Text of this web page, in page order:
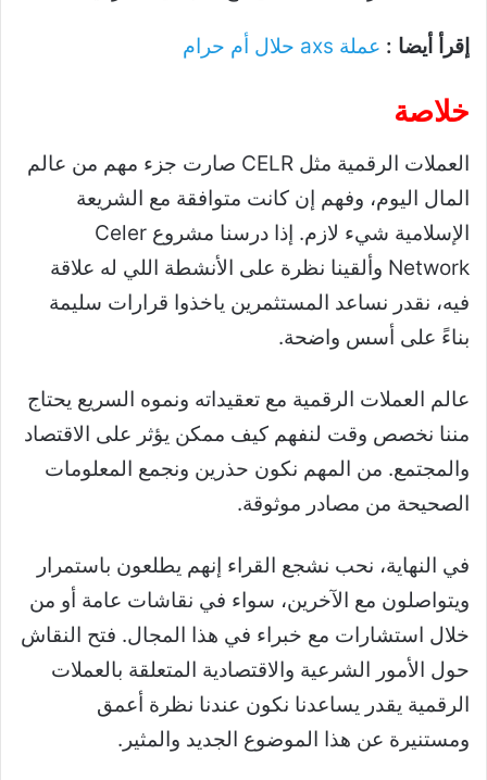
إقرأ أيضا : عملة axs حلال أم حرام
خلاصة
العملات الرقمية مثل CELR صارت جزء مهم من عالم
المال اليوم، وفهم إن كانت متوافقة مع الشريعة
الإسلامية شيء لازم. إذا درسنا مشروع Celer
Network وألقينا نظرة على الأنشطة اللي له علاقة
فيه، نقدر نساعد المستثمرين ياخذوا قرارات سليمة
بناءً على أسس واضحة.
عالم العملات الرقمية مع تعقيداته ونموه السريع يحتاج
مننا نخصص وقت لنفهم كيف ممكن يؤثر على الاقتصاد
والمجتمع. من المهم نكون حذرين ونجمع المعلومات
الصحيحة من مصادر موثوقة.
في النهاية، نحب نشجع القراء إنهم يطلعون باستمرار
ويتواصلون مع الآخرين، سواء في نقاشات عامة أو من
خلال استشارات مع خبراء في هذا المجال. فتح النقاش
حول الأمور الشرعية والاقتصادية المتعلقة بالعملات
الرقمية يقدر يساعدنا نكون عندنا نظرة أعمق
ومستنيرة عن هذا الموضوع الجديد والمثير.